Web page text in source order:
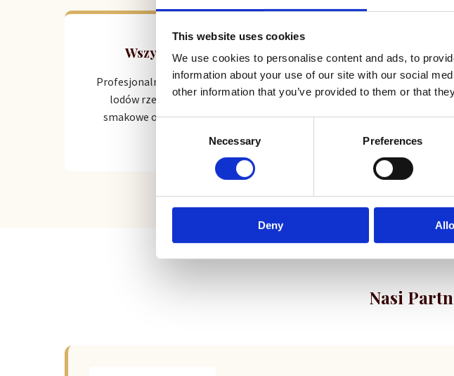
This website uses cookies
We use cookies to personalise content and ads, to
information about your use of our site with our social
other information that you’ve provided to them or that
Consent
Necessary Preferences
Deny
Wszystko do lodziarni
Profesjonalne komponenty do produkcji
lodów rzemieślniczych, bazy, pasty
smakowe oraz variegatury najwyższej
jakości.
cukry,
niezbędne
Nasi